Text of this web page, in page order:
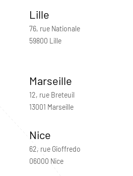
Lille
76, rue Nationale
59800 Lille
Marseille
12, rue Breteuil
13001 Marseille
Nice
62, rue Gioffredo
06000 Nice